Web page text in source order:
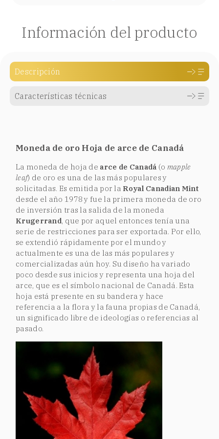
Información del producto
Descripción
Características técnicas
Moneda de oro Hoja de arce de Canadá
La moneda de hoja de arce de Canadá (o mapple
leaf) de oro es una de las más populares y
solicitadas. Es emitida por la Royal Canadian Mint
desde el año 1978 y fue la primera moneda de oro
de inversión tras la salida de la moneda
Krugerrand, que por aquel entonces tenía una
serie de restricciones para ser exportada. Por ello,
se extendió rápidamente por el mundo y
actualmente es una de las más populares y
comercializadas aún hoy. Su diseño ha variado
poco desde sus inicios y representa una hoja del
arce, que es el símbolo nacional de Canadá. Esta
hoja está presente en su bandera y hace
referencia a la flora y la fauna propias de Canadá,
un significado libre de ideologías o referencias al
pasado.